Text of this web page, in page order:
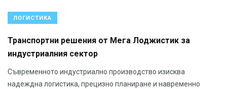
ЛОГИСТИКА
Транспортни решения от Мега Лоджистик за
индустриалния сектор
Съвременното индустриално производство изисква
надеждна логистика, прецизно планиране и навременно